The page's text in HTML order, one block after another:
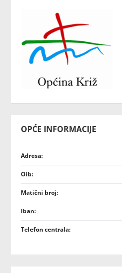
OPĆE INFORMACIJE
Adresa:
Oib:
Matični broj:
Iban:
Telefon centrala: